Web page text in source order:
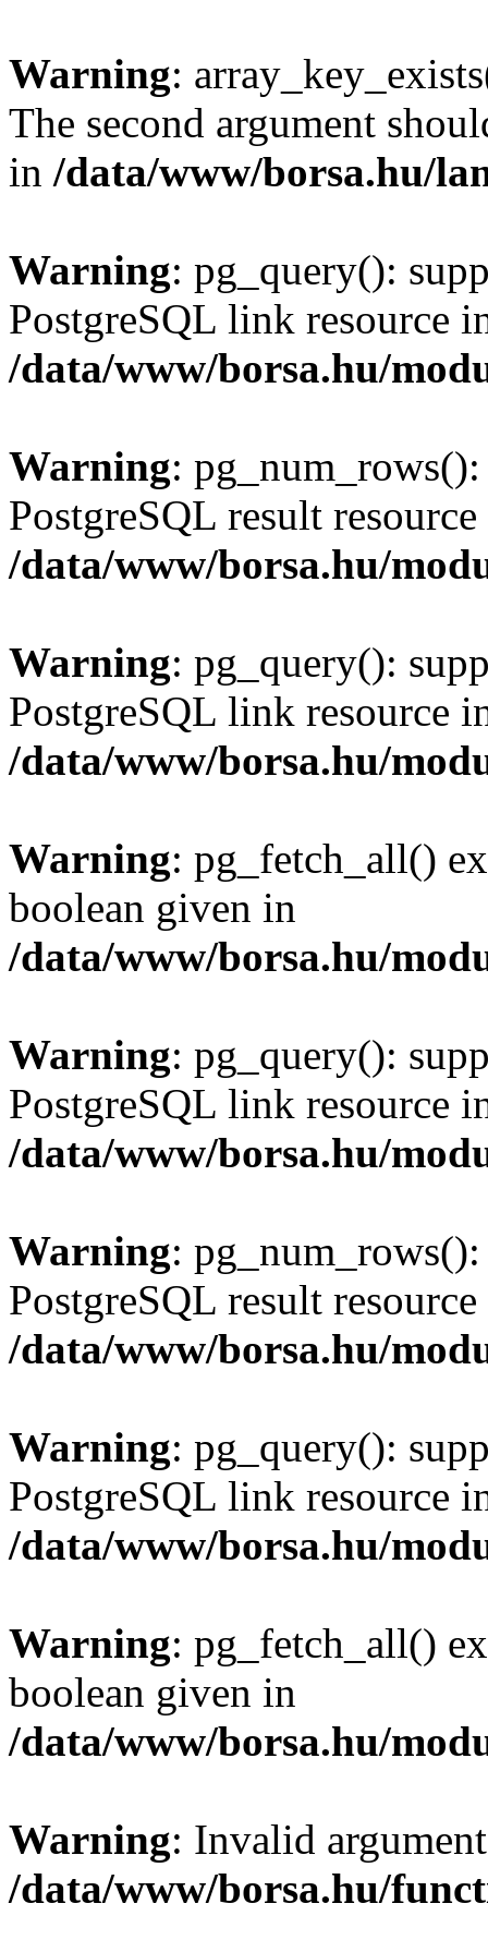
Warning:
The second argument
in /data/www/borsa.hu/
Warning: pg_query():
PostgreSQL link resource
/data/www/borsa.hu/
Warning:
PostgreSQL result
/data/www/borsa.hu/
Warning: pg_query():
PostgreSQL link resource
/data/www/borsa.hu/
Warning: pg_fetch_all()
boolean given in
/data/www/borsa.hu/
Warning: pg_query():
PostgreSQL link resource
/data/www/borsa.hu/
Warning:
PostgreSQL result
/data/www/borsa.hu/
Warning: pg_query():
PostgreSQL link resource
/data/www/borsa.hu/
Warning: pg_fetch_all()
boolean given in
/data/www/borsa.hu/
Warning: Invalid
/data/www/borsa.hu/